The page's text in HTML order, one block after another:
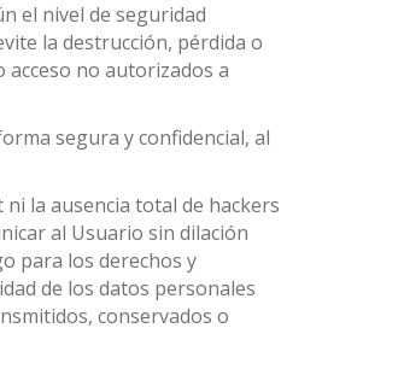
el nivel de seguridad
la destrucción, pérdida o
no autorizados a
segura y confidencial, al
la ausencia total de hackers
al Usuario sin dilación
para los derechos y
de los datos personales
conservados o